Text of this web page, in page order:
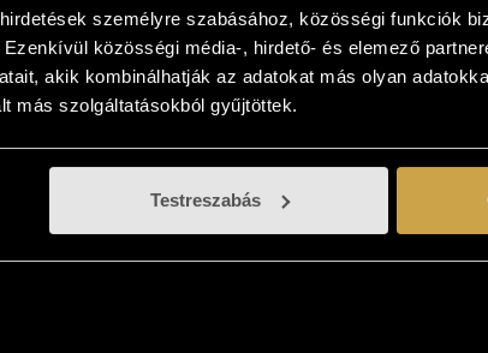
személyre szabásához, közösségi funkciók
közösségi média-, hirdető- és elemező
akik kombinálhatják az adatokat más olyan
más szolgáltatásokból gyűjtöttek.
Testreszabás